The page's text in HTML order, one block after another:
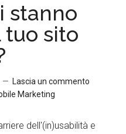
stanno
sito
Lascia un commento
Marketing
dell'(in)usabilità e